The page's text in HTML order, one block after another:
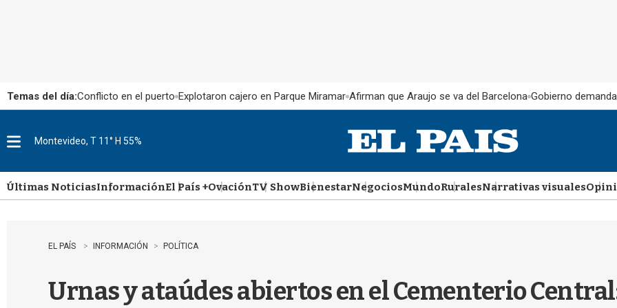
Temas del día:Conflicto en el puerto Explotaron cajero en Parque Miramar Afirman que Araujo se va del Barcelona Gobierno
u
Montevideo, T 11° H 55%
Últimas NoticiasInformaciónEl País +OvaciónTV ShowBienestarNegociosMundoRuralesNarrativas visuales
EL PAÍS INFORMACIÓN POLÍTICA
Urnas y ataúdes abiertos en el Cementerio